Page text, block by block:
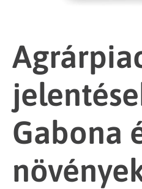
Gabona